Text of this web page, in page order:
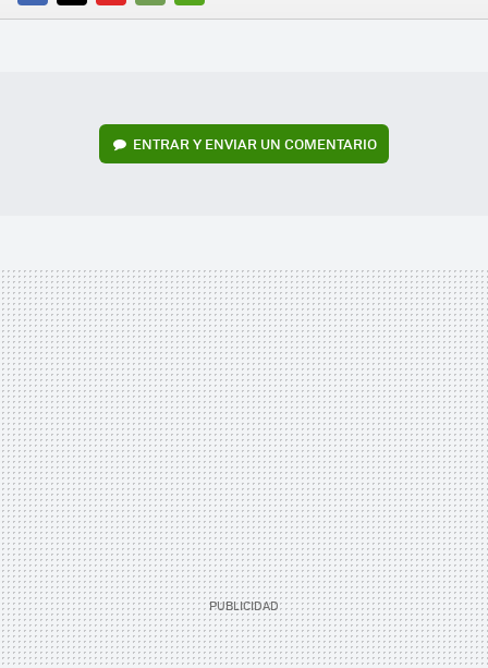
FACEBOOK
TWITTERFLIPBOARD
E-
WHATSAPP
ENTRAR Y ENVIAR UN COMENTARIO